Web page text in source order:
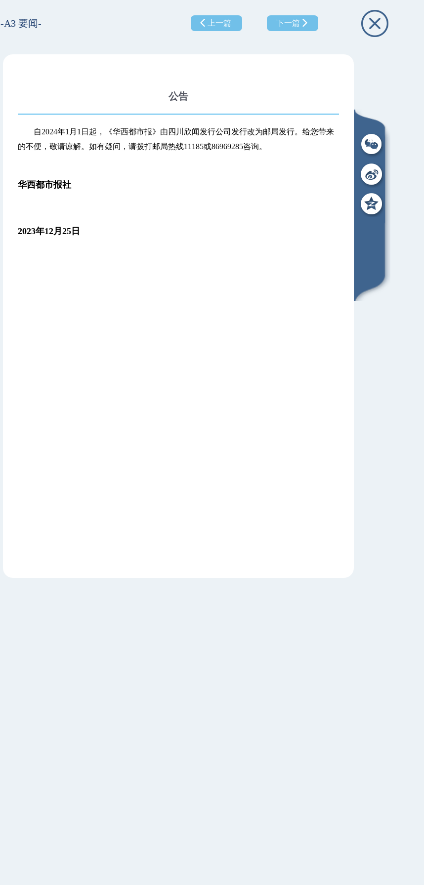
-A3 要闻- 上一篇 下一篇
公告
自2024年1月1日起，《华西都市报》由四川欣闻发行公司发行改为邮局发行。给您带来
的不便，敬请谅解。如有疑问，请拨打邮局热线11185或86969285咨询。
华西都市报社
2023年12月25日